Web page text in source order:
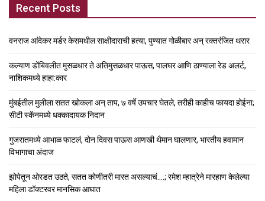
Recent Posts
वनराज आंदेकर मर्डर केसमधील साक्षीदाराची हत्या, पुण्यात गोळीबार अन् रक्तरंजित थरार
कल्याण डोंबिवलीत मुसळधार ते अतिमुसळधार पाऊस, पालघर आणि ठाण्याला रेड अलर्ट,
नाशिकमध्ये हाहा:कार
मुंबईतील मुलीला सतत खोकला अन् ताप, ७ वर्षे उपचार घेतले, तरीही काहीच फायदा होईना;
सीटी स्कॅनमध्ये धक्कादायक निदान
गुजरातमध्ये आभाळ फाटलं, दोन दिवस पाऊस आणखी थैमान घालणार, भारतीय हवामान
विभागाचा अंदाज
झोपेतून ओरडत उठते, सतत कोणीतरी मारत असल्याचं….; रमेश म्हात्रेने मारहाण केलेल्या
महिला डॉक्टरवर मानसिक आघात